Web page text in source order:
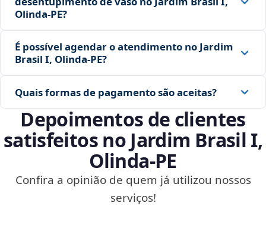
Olinda‑PE?
É possível agendar o atendimento no Jardim
Brasil I, Olinda‑PE?
Quais formas de pagamento são aceitas?
Depoimentos de clientes
satisfeitos no Jardim Brasil I,
Olinda‑PE
Confira a opinião de quem já utilizou nossos
serviços!